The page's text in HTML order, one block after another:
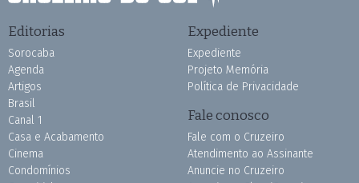
Editorias
Sorocaba
Agenda
Artigos
Brasil
Canal 1
Casa e Acabamento
Cinema
Condomínios
Expediente
Expediente
Projeto Memória
Política de Privacidade
Fale conosco
Fale com o Cruzeiro
Atendimento ao Assinante
Anuncie no Cruzeiro